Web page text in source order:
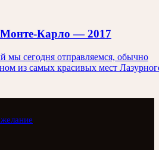
Монте-Карло — 2017
мы сегодня отправляемся, обычно
из самых красивых мест